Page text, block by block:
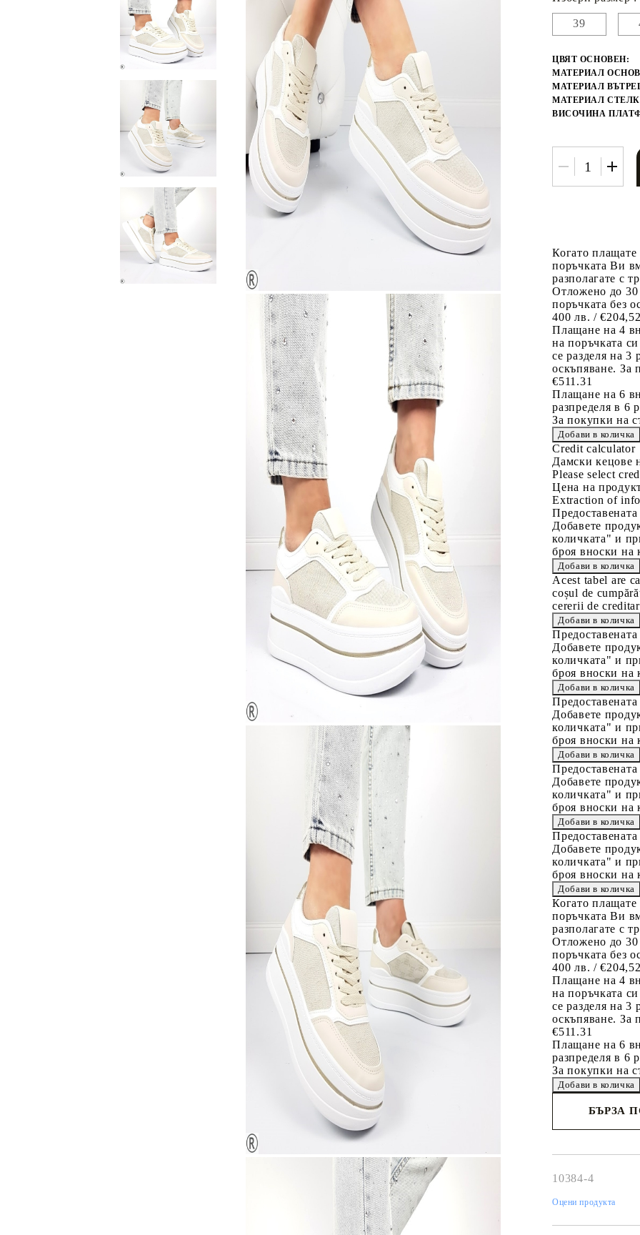
Домашни чехли
39
ЦВЯТ ОСНОВЕН:
МАТЕРИАЛ
МАТЕРИАЛ
МАТЕРИАЛ
ВИСОЧИНА
Когато
поръчката Ви
разполагате с
Отложено до
поръчката без
400 лв. /
Плащане на 4
на поръчката
се разделя на 3
оскъпяване. За
€511.31
Плащане на 6
разпределя в 6
За покупки на
Credit calculator
Дамски кецове
Please select
Цена на
Extraction of
Добавете
количката" и
броя вноски на
Acest tabel are
coșul de
cererii de
Добавете
количката" и
броя вноски на
Добавете
количката" и
броя вноски на
Добавете
количката" и
броя вноски на
Добавете
количката" и
броя вноски на
Когато
поръчката Ви
разполагате с
Отложено до
поръчката без
400 лв. /
Плащане на 4
на поръчката
се разделя на 3
оскъпяване. За
€511.31
Плащане на 6
разпределя в 6
За покупки на
БЪРЗА
рамките на
10384-4
Оцени продукта